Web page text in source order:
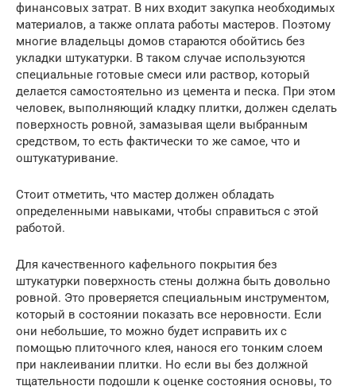
финансовых затрат. В них входит закупка необходимых
материалов, а также оплата работы мастеров. Поэтому
многие владельцы домов стараются обойтись без
укладки штукатурки. В таком случае используются
специальные готовые смеси или раствор, который
делается самостоятельно из цемента и песка. При этом
человек, выполняющий кладку плитки, должен сделать
поверхность ровной, замазывая щели выбранным
средством, то есть фактически то же самое, что и
оштукатуривание.
Стоит отметить, что мастер должен обладать
определенными навыками, чтобы справиться с этой
работой.
Для качественного кафельного покрытия без
штукатурки поверхность стены должна быть довольно
ровной. Это проверяется специальным инструментом,
который в состоянии показать все неровности. Если
они небольшие, то можно будет исправить их с
помощью плиточного клея, нанося его тонким слоем
при наклеивании плитки. Но если вы без должной
тщательности подошли к оценке состояния основы, то